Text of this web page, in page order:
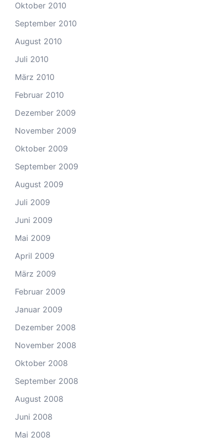
Oktober 2010
September 2010
August 2010
Juli 2010
März 2010
Februar 2010
Dezember 2009
November 2009
Oktober 2009
September 2009
August 2009
Juli 2009
Juni 2009
Mai 2009
April 2009
März 2009
Februar 2009
Januar 2009
Dezember 2008
November 2008
Oktober 2008
September 2008
August 2008
Juni 2008
Mai 2008